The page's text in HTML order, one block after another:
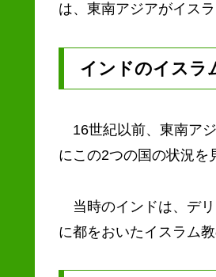
は、東南アジアがイス
インドのイスラ
16世紀以前、東南ア
にこの2つの国の状況を
当時のインドは、デ
に都をおいたイスラム